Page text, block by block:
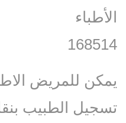
الأطباء
168514
يمكن للمريض
تسجيل الطبيب